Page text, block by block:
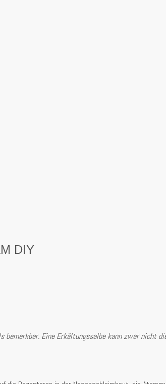
DIY
Eine Erkältungssalbe kann zwar nicht